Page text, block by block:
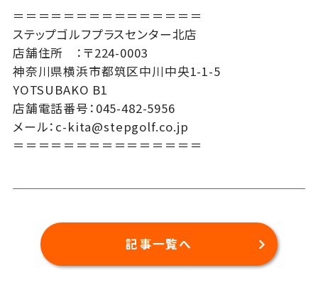
＝＝＝＝＝＝＝＝＝＝＝＝＝＝＝
ステップゴルフプラスセンター北店
店舗住所 ：〒224-0003
神奈川県横浜市都筑区中川中央1-1-5
YOTSUBAKO B1
店舗電話番号：045-482-5956
メール：c-kita@stepgolf.co.jp
＝＝＝＝＝＝＝＝＝＝＝＝＝＝＝
記事一覧へ